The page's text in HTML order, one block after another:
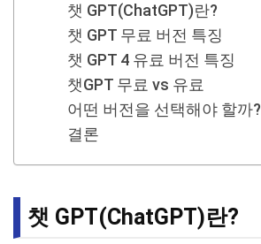
챗 GPT(ChatGPT)란?
챗 GPT 무료 버전 특징
챗 GPT 4 유료 버전 특징
챗GPT 무료 vs 유료
어떤 버전을 선택해야 할까?
결론
챗 GPT(ChatGPT)란?